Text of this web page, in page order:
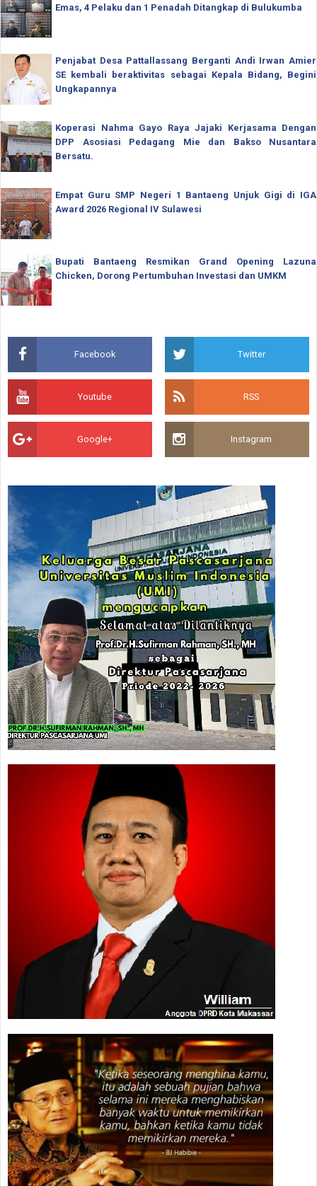
Emas, 4 Pelaku dan 1 Penadah Ditangkap di Bulukumba
Penjabat Desa Pattallassang Berganti Andi Irwan Amier
SE kembali beraktivitas sebagai Kepala Bidang, Begini
Ungkapannya
Koperasi Nahma Gayo Raya Jajaki Kerjasama Dengan
DPP Asosiasi Pedagang Mie dan Bakso Nusantara
Bersatu.
Empat Guru SMP Negeri 1 Bantaeng Unjuk Gigi di IGA
Award 2026 Regional IV Sulawesi
Bupati Bantaeng Resmikan Grand Opening Lazuna
Chicken, Dorong Pertumbuhan Investasi dan UMKM
Facebook Twitter
Youtube RSS
Google+ Instagram